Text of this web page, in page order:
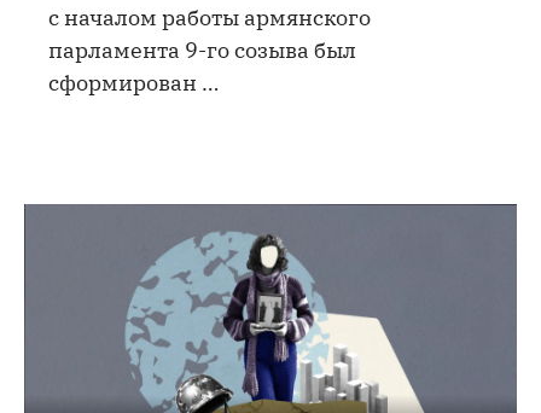
с началом работы армянского
парламента 9-го созыва был
сформирован …